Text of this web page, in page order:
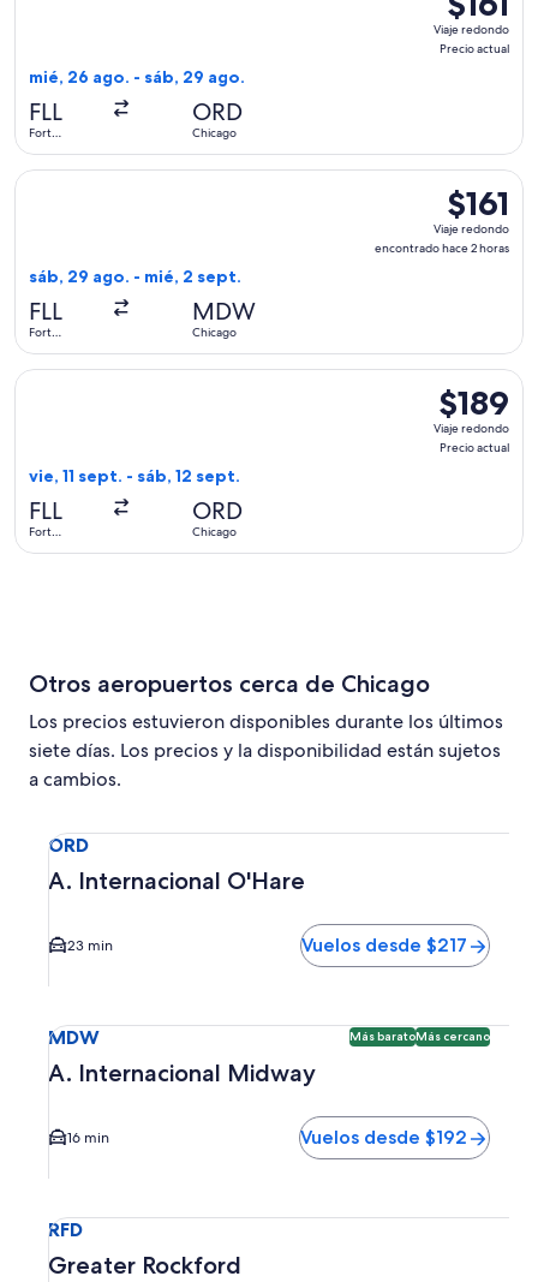
Viaje
redondo,
Viaje redondo
Precio actual
mié, 26 ago. - sáb, 29 ago.
FLL
Fort
ORD
Chicago
$161
Viaje
redondo,
horas
$161
Viaje redondo
encontrado hace 2 horas
sáb, 29 ago. - mié, 2 sept.
FLL
Fort
MDW
Chicago
Seleccionar vuelo de Southwest Airlines, con salida el sáb,
$189
Viaje
redondo,
$189
Viaje redondo
Precio actual
vie, 11 sept. - sáb, 12 sept.
FLL
Fort
ORD
Chicago
Seleccionar vuelo de United, con salida el vie, 11 sept.
Otros aeropuertos cerca de Chicago
Los precios estuvieron disponibles durante los últimos
siete días. Los precios y la disponibilidad están sujetos
a cambios.
ORD
A. Internacional O'Hare
23 min Vuelos desde $217
MDW Más baratoMás cercano
A. Internacional Midway
16 min Vuelos desde $192
RFD
Greater Rockford